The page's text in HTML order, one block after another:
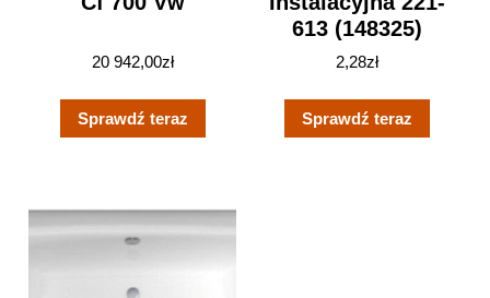
20 942,00zł
Sprawdź teraz
613 (148325)
2,28zł
Sprawdź teraz